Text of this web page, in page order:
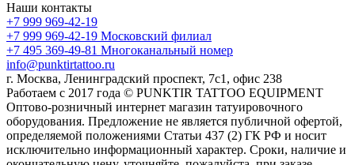
Наши контакты
+7 999 969-42-19
+7 999 969-42-19 Московский филиал
+7 495 369-49-81 Многоканальный номер
info@punktirtattoo.ru
г. Москва, Ленинградский проспект, 7с1, офис 238
Работаем с 2017 года © PUNKTIR TATTOO EQUIPMENT
Оптово-розничный интернет магазин татуировочного
оборудования. Предложение не является публичной офертой,
определяемой положениями Статьи 437 (2) ГК РФ и носит
исключительно информационный характер. Сроки, наличие и